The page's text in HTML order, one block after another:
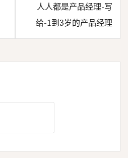
人人都是产品经理-写
给-1到3岁的产品经理